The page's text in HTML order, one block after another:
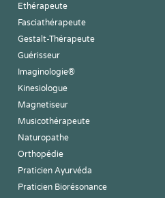
Ethérapeute
Fasciathérapeute
Gestalt-Thérapeute
Guérisseur
Imaginologie®
Kinesiologue
Magnetiseur
Musicothérapeute
Naturopathe
Orthopédie
Praticien Ayurvéda
Praticien Biorésonance